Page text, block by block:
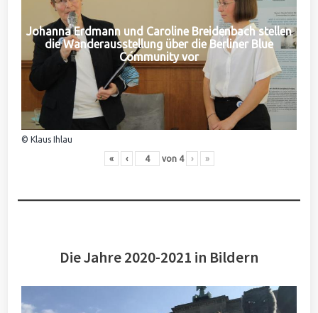
Johanna Erdmann und Caroline Breidenbach stellen
die Wanderausstellung über die Berliner Blue
Community vor
© Klaus Ihlau
« ‹ von 4 › »
Die Jahre 2020-2021 in Bildern